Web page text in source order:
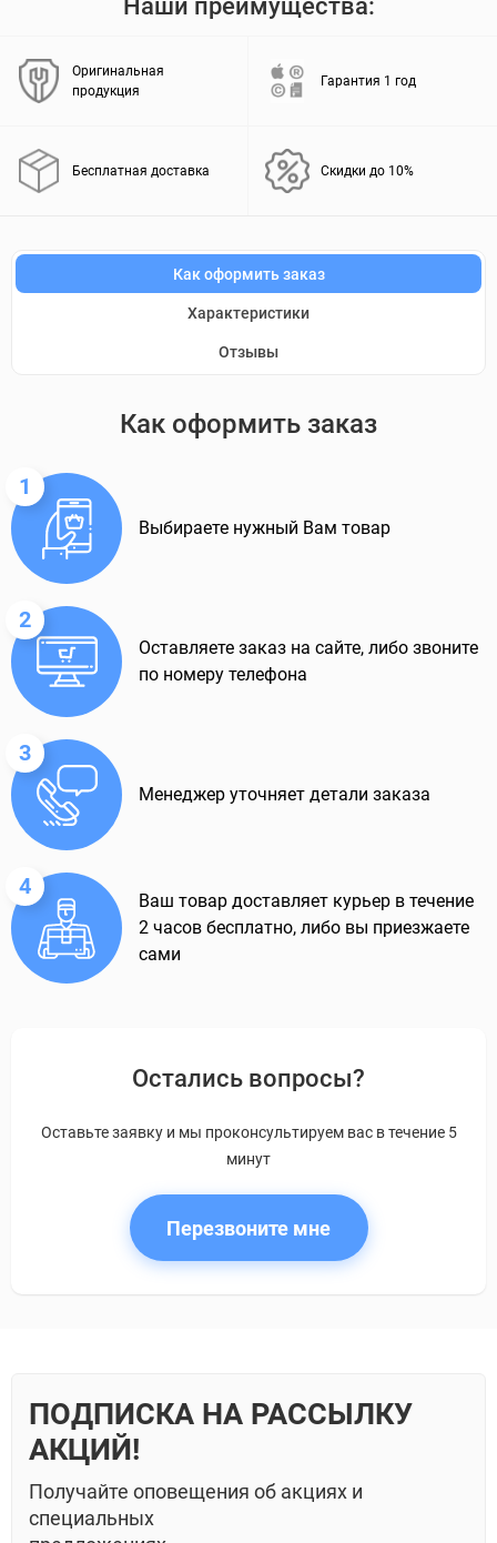
Наши преимущества:
Оригинальная
продукция
Гарантия 1 год
Бесплатная доставка Скидки до 10%
Как оформить заказ
Характеристики
Отзывы
Как оформить заказ
1
Выбираете нужный Вам товар
2
Оставляете заказ на сайте, либо звоните
по номеру телефона
3
Менеджер уточняет детали заказа
4
Ваш товар доставляет курьер в течение
2 часов бесплатно, либо вы приезжаете
сами
Остались вопросы?
Оставьте заявку и мы проконсультируем вас в течение 5
минут
Перезвоните мне
ПОДПИСКА НА РАССЫЛКУ
АКЦИЙ!
Получайте оповещения об акциях и
специальных